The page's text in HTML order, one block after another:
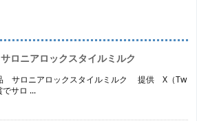
サロニアロックスタイルミルク
サロニアロックスタイルミルク 提供 X（Tw
サロ ...